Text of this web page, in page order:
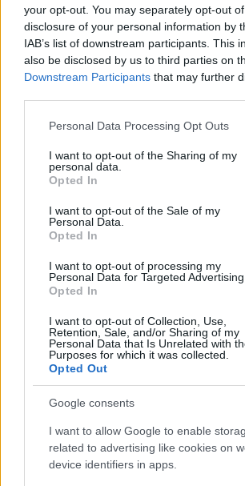
your opt-out. You may separately opt-out
disclosure of your personal information by
IAB’s list of downstream participants. This
also be disclosed by us to third parties on
Downstream Participants that may further
Please note that this website/app uses one
not limited to your visit or usage behaviour.
grant or deny consent to Google and its
use your data for below specified purposes
consent section.
Personal Data Processing Opt Outs
I want to opt-out of the Sharing of my
personal data.
Opted In
I want to opt-out of the Sale of my
Personal Data.
Opted In
I want to opt-out of processing my
Personal Data for Targeted Advertising.
Opted In
I want to opt-out of Collection, Use,
Retention, Sale, and/or Sharing of my
Personal Data that Is Unrelated with
Purposes for which it was collected.
Opted Out
Google consents
I want to allow Google to enable
related to advertising like cookies on
device identifiers in apps.
Θα τους κοπεί το γέλιο!
ΔΙΑΦΗΜΙΣΗ